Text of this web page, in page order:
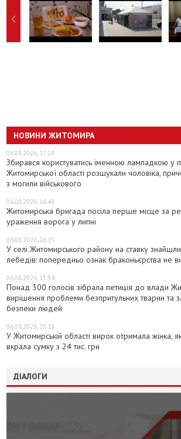
НОВИНИ ЖИТОМИРА
06.08.2026, 17:28
Збирався користуватись іменною лампадкою у
Житомирської області розшукали чоловіка,
з могили військового
06.08.2026, 16:48
Житомирська бригада посіла перше місце за
ураження ворога у липні
06.08.2026, 16:15
У селі Житомирського району на ставку
лебедів: попередньо ознак браконьєрства не
06.08.2026, 15:54
Понад 300 голосів зібрала петиція до влади
вирішення проблеми безпритульних тварин та
безпеки людей
06.08.2026, 15:18
У Житомирській області вирок отримала жінка,
вкрала сумку з 24 тис. грн
ДІАЛОГИ